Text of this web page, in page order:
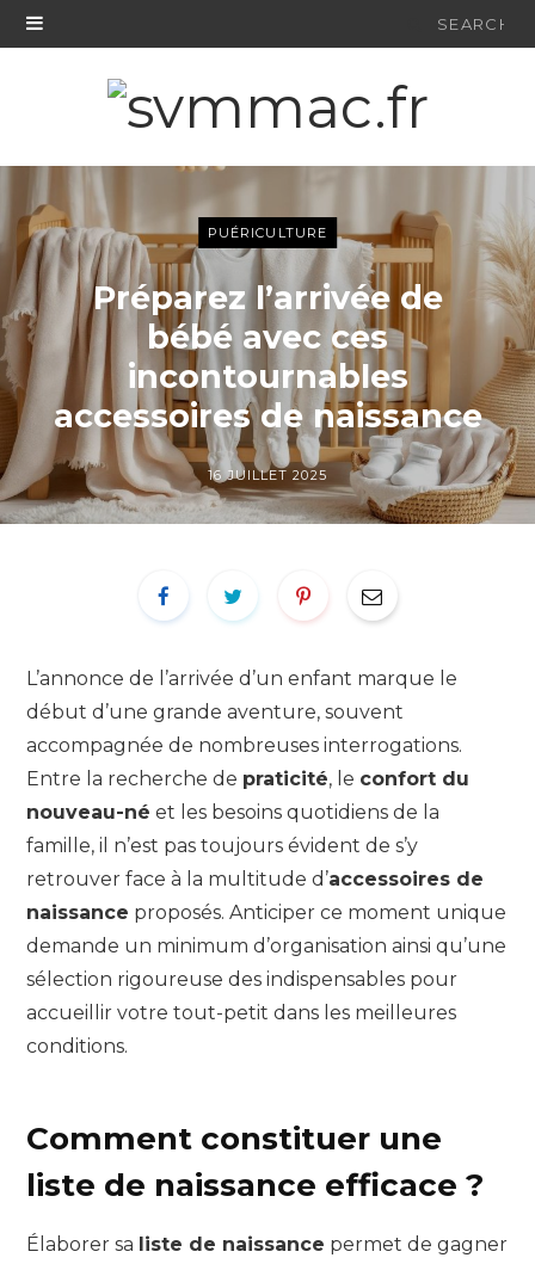
Search
PUÉRICULTURE
Préparez l’arrivée de
bébé avec ces
incontournables
accessoires de naissance
16 JUILLET 2025
L’annonce de l’arrivée d’un enfant marque le
début d’une grande aventure, souvent
accompagnée de nombreuses interrogations.
Entre la recherche de praticité, le confort du
nouveau-né et les besoins quotidiens de la
famille, il n’est pas toujours évident de s’y
retrouver face à la multitude d’accessoires de
naissance proposés. Anticiper ce moment unique
demande un minimum d’organisation ainsi qu’une
sélection rigoureuse des indispensables pour
accueillir votre tout-petit dans les meilleures
conditions.
Comment constituer une
liste de naissance efficace ?
Élaborer sa liste de naissance permet de gagner